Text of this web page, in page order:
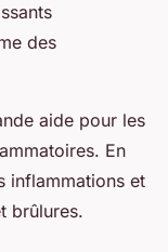
des
aide pour les
En
inflammations et
brûlures.